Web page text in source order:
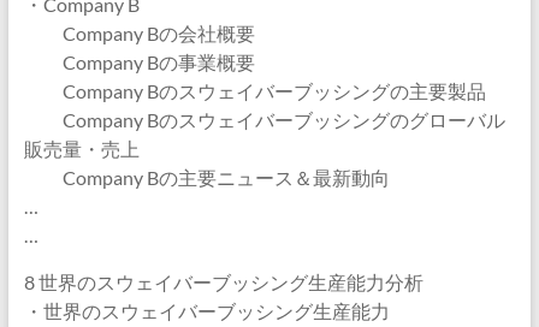
Company Bの会社概要
Company Bの事業概要
Company Bのスウェイバーブッシングの主要製品
Company Bのスウェイバーブッシングのグローバル
販売量・売上
Company Bの主要ニュース＆最新動向
…
…
8 世界のスウェイバーブッシング生産能力分析
・世界のスウェイバーブッシング生産能力